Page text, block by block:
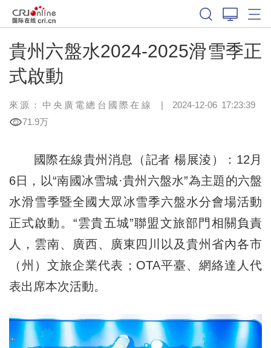
貴州六盤水2024-2025滑雪季正
式啟動
來源：中央廣電總台國際在線 | 2024-12-06 17:23:39
71.9万
國際在線貴州消息（記者 楊展淩）：12月
6日，以“南國冰雪城·貴州六盤水”為主題的六盤
水滑雪季暨全國大眾冰雪季六盤水分會場活動
正式啟動。“雲貴五城”聯盟文旅部門相關負責
人，雲南、廣西、廣東四川以及貴州省內各市
（州）文旅企業代表；OTA平臺、網絡達人代
表出席本次活動。